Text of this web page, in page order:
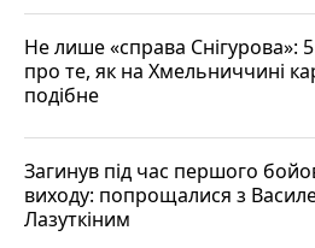
Не лише «справа Снігурова»: 5
про те, як на Хмельниччині
подібне
Загинув під час першого
виходу: попрощалися з
Лазуткіним